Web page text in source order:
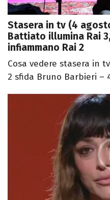
Stasera in tv (4
Battiato illumina Rai
infiammano Rai 2
Cosa vedere stasera in
2 sfida Bruno Barbieri –